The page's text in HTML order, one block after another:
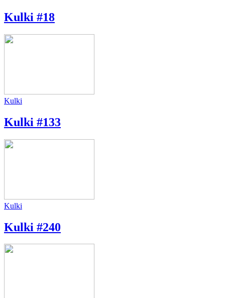
Kulki #18
Kulki
Kulki #133
Kulki
Kulki #240